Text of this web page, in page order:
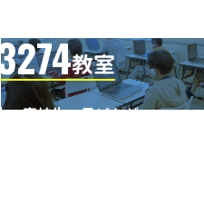
3274教室
・高校生・子どもが